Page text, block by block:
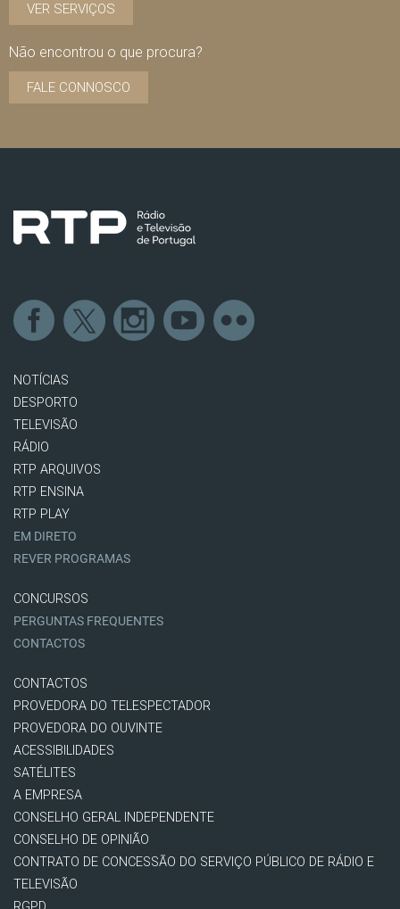
VER SERVIÇOS
Não encontrou o que procura?
FALE CONNOSCO
NOTÍCIAS
DESPORTO
TELEVISÃO
RÁDIO
RTP ARQUIVOS
RTP ENSINA
RTP PLAY
EM DIRETO
REVER PROGRAMAS
CONCURSOS
PERGUNTAS FREQUENTES
CONTACTOS
CONTACTOS
PROVEDORA DO TELESPECTADOR
PROVEDORA DO OUVINTE
ACESSIBILIDADES
SATÉLITES
A EMPRESA
CONSELHO GERAL INDEPENDENTE
CONSELHO DE OPINIÃO
CONTRATO DE CONCESSÃO DO SERVIÇO PÚBLICO DE RÁDIO E
TELEVISÃO